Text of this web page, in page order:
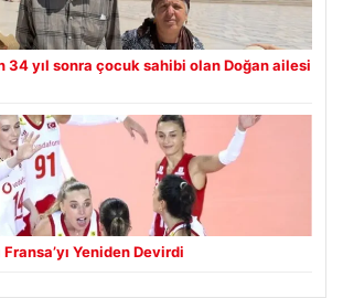
34 yıl sonra çocuk sahibi olan Doğan ailesi
Yeniden Devirdi